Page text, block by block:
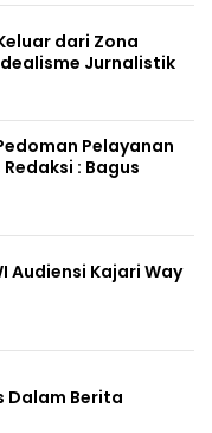
dari Zona
Jurnalistik
Pelayanan
: Bagus
Audiensi Kajari Way
Dalam Berita